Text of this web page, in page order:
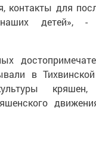
контакты для
детей», -
в
кряшен,